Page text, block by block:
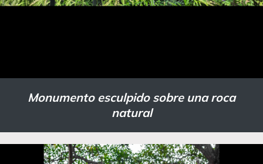
Monumento esculpido sobre una roca
natural